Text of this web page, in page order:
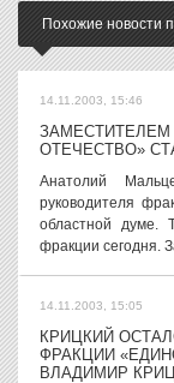
Похожие новости
14.11.2003, 15:46
ЗАМЕСТИТЕЛЕМ
ОТЕЧЕСТВО»
Анатолий
руководителя
областной думе.
фракции сегодня.
14.11.2003, 15:05
КРИЦКИЙ
ФРАКЦИИ
ВЛАДИМИР